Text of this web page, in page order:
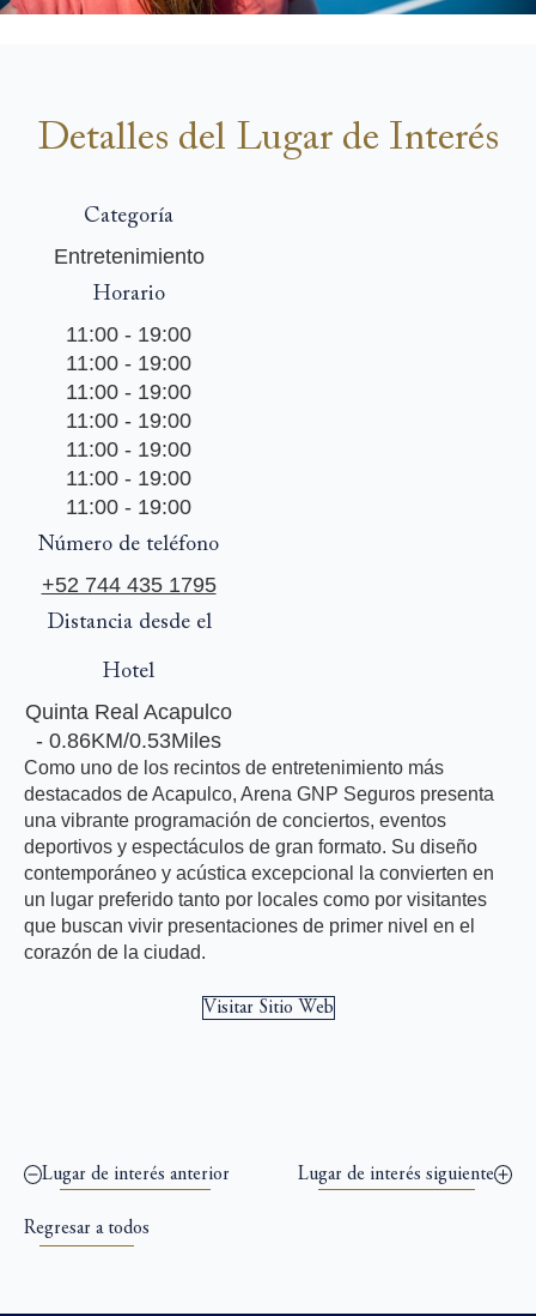
Detalles del Lugar de Interés
Categoría
Entretenimiento
Horario
11:00 - 19:00
11:00 - 19:00
11:00 - 19:00
11:00 - 19:00
11:00 - 19:00
11:00 - 19:00
11:00 - 19:00
Número de teléfono
+52 744 435 1795
Distancia desde el
Hotel
Quinta Real Acapulco
- 0.86KM/0.53Miles
Como uno de los recintos de entretenimiento más
destacados de Acapulco, Arena GNP Seguros presenta
una vibrante programación de conciertos, eventos
deportivos y espectáculos de gran formato. Su diseño
contemporáneo y acústica excepcional la convierten en
un lugar preferido tanto por locales como por visitantes
que buscan vivir presentaciones de primer nivel en el
corazón de la ciudad.
Visitar Sitio Web
Lugar de interés anterior
Regresar a todos
Lugar de interés siguiente